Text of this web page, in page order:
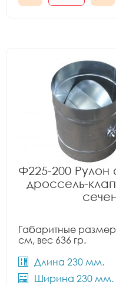
Ф225-200 Рулон
дроссель-
Габаритные
см, вес 636 гр.
Длина 230 мм.
Ширина 230 мм.